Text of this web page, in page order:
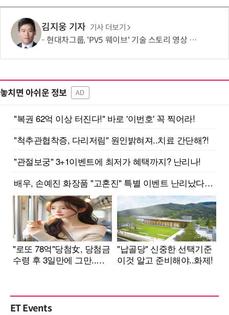
김지웅 기자 기사 더보기
현대차그룹, 'PV5 웨이브' 기술 스토리 영상 조회수 1000만뷰 돌파
놓치면 아쉬운 정보 AD
ET Events